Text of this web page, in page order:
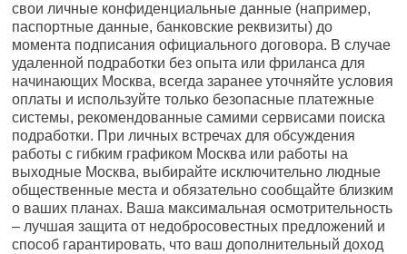
свои личные конфиденциальные данные (например,
паспортные данные, банковские реквизиты) до
момента подписания официального договора. В случае
удаленной подработки без опыта или фриланса для
начинающих Москва, всегда заранее уточняйте условия
оплаты и используйте только безопасные платежные
системы, рекомендованные самими сервисами поиска
подработки. При личных встречах для обсуждения
работы с гибким графиком Москва или работы на
выходные Москва, выбирайте исключительно людные
общественные места и обязательно сообщайте близким
о ваших планах. Ваша максимальная осмотрительность
– лучшая защита от недобросовестных предложений и
способ гарантировать, что ваш дополнительный доход